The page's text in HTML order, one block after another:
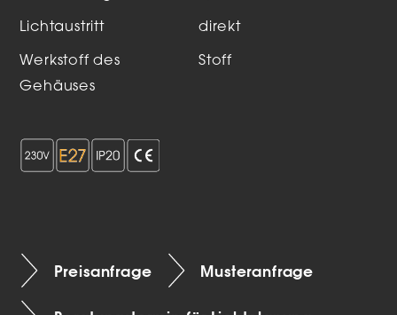
Lichtaustritt direkt
Werkstoff des
Gehäuses
Stoff
Preisanfrage Musteranfrage